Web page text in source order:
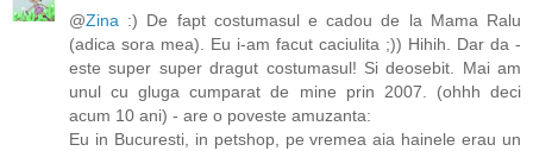
@Zina :) De fapt costumasul e cadou de la Mama Ralu
(adica sora mea). Eu i-am facut caciulita ;)) Hihih. Dar da -
este super super dragut costumasul! Si deosebit. Mai am
unul cu gluga cumparat de mine prin 2007. (ohhh deci
acum 10 ani) - are o poveste amuzanta:
Eu in Bucuresti, in petshop, pe vremea aia hainele erau un